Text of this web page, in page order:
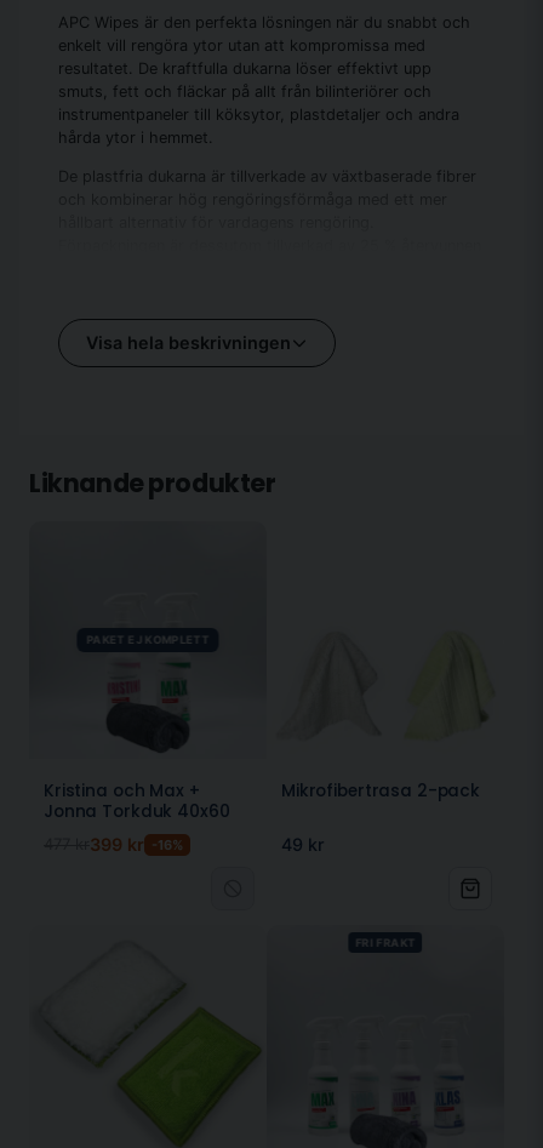
APC Wipes är den perfekta lösningen när du snabbt och
enkelt vill rengöra ytor utan att kompromissa med
resultatet. De kraftfulla dukarna löser effektivt upp
smuts, fett och fläckar på allt från bilinteriörer och
instrumentpaneler till köksytor, plastdetaljer och andra
hårda ytor i hemmet.
De plastfria dukarna är tillverkade av växtbaserade fibrer
Fördelar:
• Förpackning av 25 % återvunnen plast
• Frisk doft av citrus
Visa hela beskrivningen
Liknande produkter
PAKET EJ KOMPLETT
Kristina och Max +
Jonna Torkduk 40x60
399 kr -16%
Mikrofibertrasa 2-pack
49 kr
FRI FRAKT